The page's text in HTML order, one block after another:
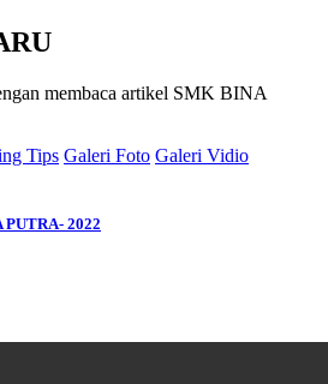
membaca artikel SMK BINA
Tips Galeri Foto Galeri Vidio
2022